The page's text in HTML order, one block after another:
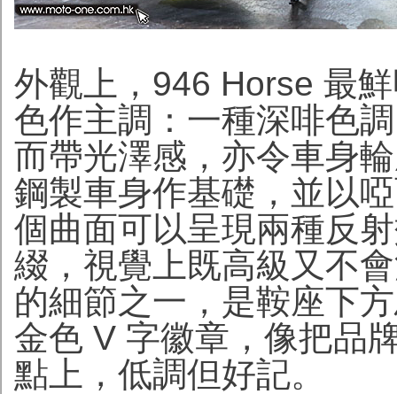
外觀上，946 Horse 最
色作主調：一種深啡色
而帶光澤感，亦令車身
鋼製車身作基礎，並以
個曲面可以呈現兩種反
綴，視覺上既高級又不
的細節之一，是鞍座下
金色 V 字徽章，像把品
點上，低調但好記。